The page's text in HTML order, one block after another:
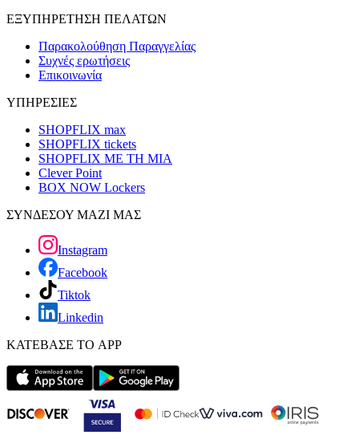
ΕΞΥΠΗΡΕΤΗΣΗ ΠΕΛΑΤΩΝ
Παρακολούθηση Παραγγελίας
Συχνές ερωτήσεις
Επικοινωνία
ΥΠΗΡΕΣΙΕΣ
SHOPFLIX max
SHOPFLIX tickets
SHOPFLIX ΜΕ ΤΗ ΜΙΑ
Clever Point
BOX NOW Lockers
ΣΥΝΔΕΣΟΥ ΜΑΖΙ ΜΑΣ
Instagram
Facebook
Tiktok
Linkedin
ΚΑΤΕΒΑΣΕ ΤΟ APP